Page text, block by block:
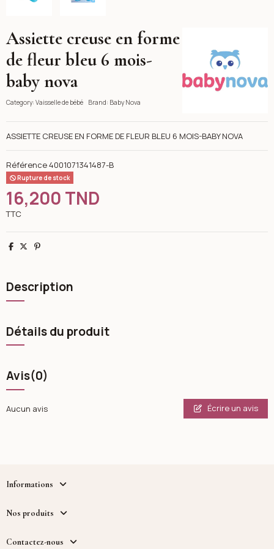
Assiette creuse en forme
de fleur bleu 6 mois-
baby nova
Category: Vaisselle de bébé Brand: Baby Nova
ASSIETTE CREUSE EN FORME DE FLEUR BLEU 6 MOIS-BABY NOVA
Référence4001071341487-B
Rupture de stock
16,200 TND
TTC
Partager
TweetPinterest
Description
Détails du produit
Avis(0)
Aucun avis Écrire un avis
Informations
Nos produits
Contactez-nous